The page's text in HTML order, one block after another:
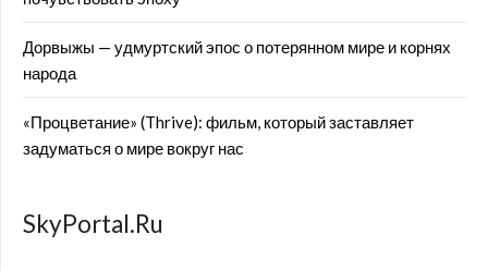
Дорвыжы — удмуртский эпос о потерянном мире и корнях
народа
«Процветание» (Thrive): фильм, который заставляет
задуматься о мире вокруг нас
SkyPortal.Ru